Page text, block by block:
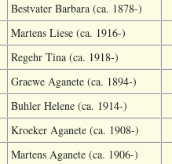
Bestvater Barbara (ca. 1878-)
Martens Liese (ca. 1916-)
Regehr Tina (ca. 1918-)
Graewe Aganete (ca. 1894-)
Buhler Helene (ca. 1914-)
Kroeker Aganete (ca. 1908-)
Martens Aganete (ca. 1906-)